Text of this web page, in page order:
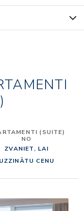
(SUITE)
NO
ZVANIET, LAI
UZZINĀTU CENU